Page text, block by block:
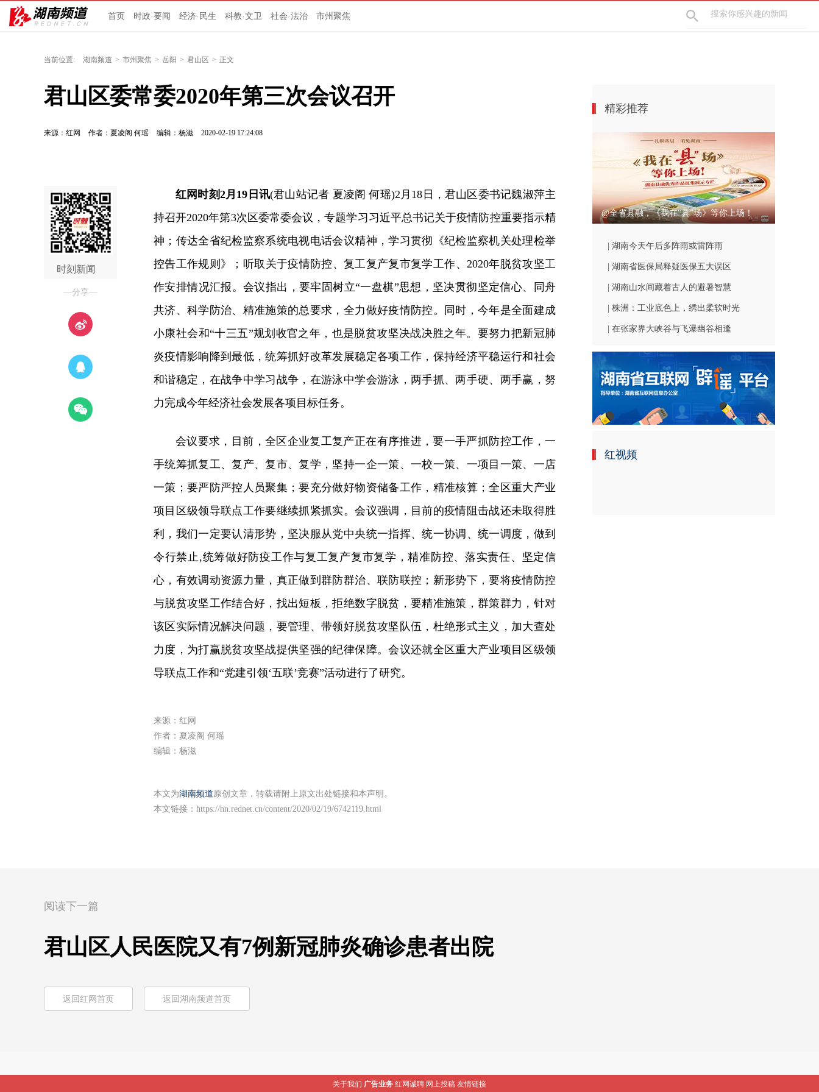
首页 时政·要闻 经济·民生 科教·文卫 社会·法治 市州聚焦
当前位置: 湖南频道 > 市州聚焦 > 岳阳 > 君山区 > 正文
君山区委常委2020年第三次会议召开
来源：红网 作者：夏凌阁 何瑶 编辑：杨滋 2020-02-19 17:24:08
时刻新闻
—分享—
红网时刻2月19日讯(君山站记者 夏凌阁 何瑶)2月18日，君山区委书记魏淑萍主
持召开2020年第3次区委常委会议，专题学习习近平总书记关于疫情防控重要指示精
神；传达全省纪检监察系统电视电话会议精神，学习贯彻《纪检监察机关处理检举
控告工作规则》；听取关于疫情防控、复工复产复市复学工作、2020年脱贫攻坚工
作安排情况汇报。会议指出，要牢固树立“一盘棋”思想，坚决贯彻坚定信心、同舟
共济、科学防治、精准施策的总要求，全力做好疫情防控。同时，今年是全面建成
小康社会和“十三五”规划收官之年，也是脱贫攻坚决战决胜之年。要努力把新冠肺
炎疫情影响降到最低，统筹抓好改革发展稳定各项工作，保持经济平稳运行和社会
和谐稳定，在战争中学习战争，在游泳中学会游泳，两手抓、两手硬、两手赢，努
力完成今年经济社会发展各项目标任务。
会议要求，目前，全区企业复工复产正在有序推进，要一手严抓防控工作，一
手统筹抓复工、复产、复市、复学，坚持一企一策、一校一策、一项目一策、一店
一策；要严防严控人员聚集；要充分做好物资储备工作，精准核算；全区重大产业
项目区级领导联点工作要继续抓紧抓实。会议强调，目前的疫情阻击战还未取得胜
利，我们一定要认清形势，坚决服从党中央统一指挥、统一协调、统一调度，做到
令行禁止,统筹做好防疫工作与复工复产复市复学，精准防控、落实责任、坚定信
心，有效调动资源力量，真正做到群防群治、联防联控；新形势下，要将疫情防控
与脱贫攻坚工作结合好，找出短板，拒绝数字脱贫，要精准施策，群策群力，针对
该区实际情况解决问题，要管理、带领好脱贫攻坚队伍，杜绝形式主义，加大查处
力度，为打赢脱贫攻坚战提供坚强的纪律保障。会议还就全区重大产业项目区级领
导联点工作和“党建引领‘五联’竞赛”活动进行了研究。
来源：红网
作者：夏凌阁 何瑶
编辑：杨滋
本文为湖南频道原创文章，转载请附上原文出处链接和本声明。
本文链接： https://hn.rednet.cn/content/2020/02/19/6742119.html
精彩推荐
@全省县融，《我在“县”场》等你上场！
| 湖南今天午后多阵雨或雷阵雨
| 湖南省医保局释疑医保五大误区
| 湖南山水间藏着古人的避暑智慧
| 株洲：工业底色上，绣出柔软时光
| 在张家界大峡谷与飞瀑幽谷相逢
红视频
阅读下一篇
君山区人民医院又有7例新冠肺炎确诊患者出院
返回红网首页 返回湖南频道首页
关于我们 广告业务 红网诚聘 网上投稿 友情链接